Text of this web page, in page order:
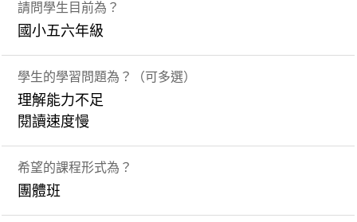
請問學生目前為？
國小五六年級
學生的學習問題為？（可多選）
理解能力不足
閱讀速度慢
希望的課程形式為？
團體班